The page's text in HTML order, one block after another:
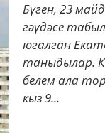
Бүген, 23
гәүдәсе
югалган
таныдылар.
белем ала
кыз 9...